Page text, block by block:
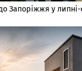
Запоріжжя у липні-